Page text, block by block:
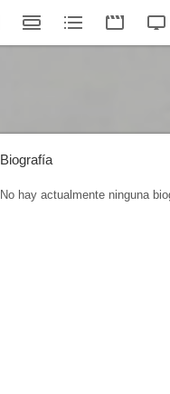
Biografía
No hay actualmente ninguna